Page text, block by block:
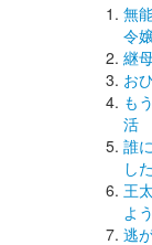
無
令
継
お
も
活
誰
し
王
よ
逃